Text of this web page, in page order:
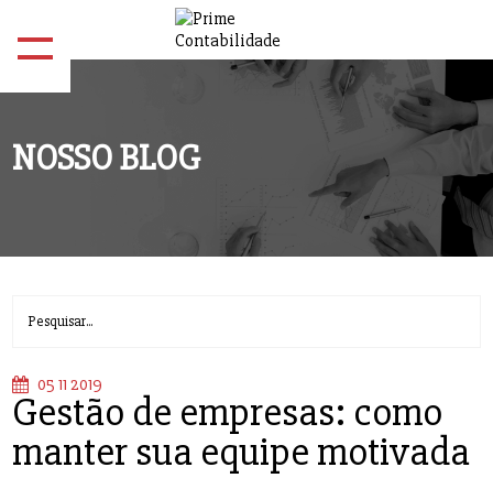
NOSSO BLOG
05 11 2019
Gestão de empresas: como
manter sua equipe motivada